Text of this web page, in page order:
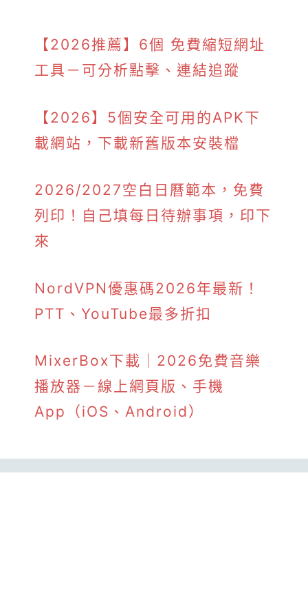
【2026推薦】6個 免費縮短網址
工具－可分析點擊、連結追蹤
【2026】5個安全可用的APK下
載網站，下載新舊版本安裝檔
2026/2027空白日曆範本，免費
列印！自己填每日待辦事項，印下
來
NordVPN優惠碼2026年最新！
PTT、YouTube最多折扣
MixerBox下載｜2026免費音樂
播放器－線上網頁版、手機
App（iOS、Android）